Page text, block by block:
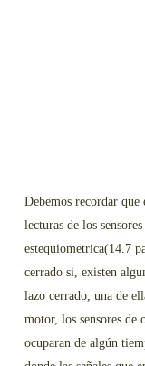
Debemos recordar que
lecturas de los
estequiometrica(14.7
cerrado si, existen
lazo cerrado, una de
motor, los sensores de
ocuparan de algún